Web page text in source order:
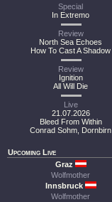
Special
In Extremo
Review
North Sea Echoes
How To Cast A Shadow
Review
Ignition
All Will Die
Live
21.07.2026
Bleed From Within
Conrad Sohm, Dornbirn
Upcoming Live
Graz
Wolfmother
Innsbruck
Wolfmother